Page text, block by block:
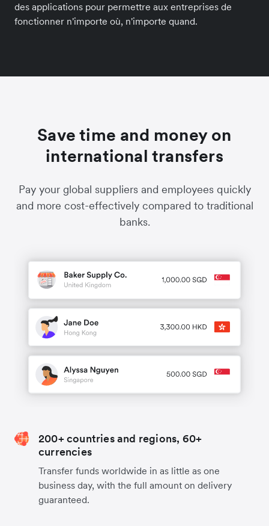
des applications pour permettre aux entreprises de
fonctionner n'importe où, n'importe quand.
Save time and money on
international transfers
Pay your global suppliers and employees quickly
and more cost-effectively compared to traditional
banks.
200+ countries and regions, 60+
currencies
Transfer funds worldwide in as little as one
business day, with the full amount on delivery
guaranteed.